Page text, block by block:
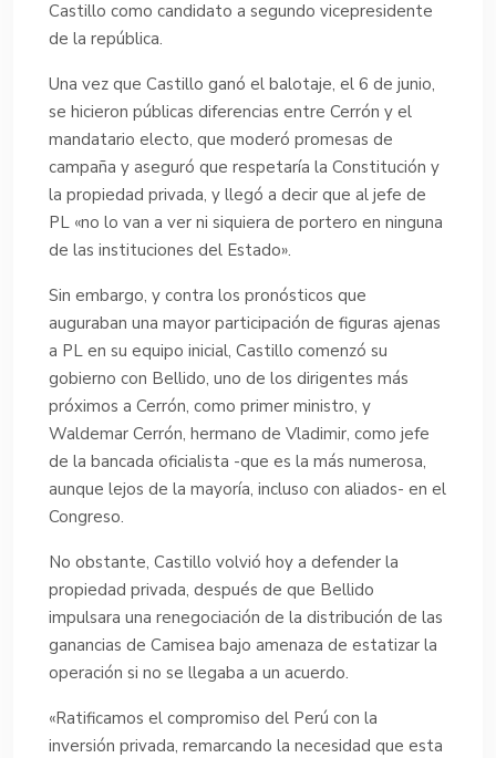
Castillo como candidato a segundo vicepresidente
de la república.
Una vez que Castillo ganó el balotaje, el 6 de junio,
se hicieron públicas diferencias entre Cerrón y el
mandatario electo, que moderó promesas de
campaña y aseguró que respetaría la Constitución y
la propiedad privada, y llegó a decir que al jefe de
PL «no lo van a ver ni siquiera de portero en ninguna
de las instituciones del Estado».
Sin embargo, y contra los pronósticos que
auguraban una mayor participación de figuras ajenas
a PL en su equipo inicial, Castillo comenzó su
gobierno con Bellido, uno de los dirigentes más
próximos a Cerrón, como primer ministro, y
Waldemar Cerrón, hermano de Vladimir, como jefe
de la bancada oficialista -que es la más numerosa,
aunque lejos de la mayoría, incluso con aliados- en el
Congreso.
No obstante, Castillo volvió hoy a defender la
propiedad privada, después de que Bellido
impulsara una renegociación de la distribución de las
ganancias de Camisea bajo amenaza de estatizar la
operación si no se llegaba a un acuerdo.
«Ratificamos el compromiso del Perú con la
inversión privada, remarcando la necesidad que esta